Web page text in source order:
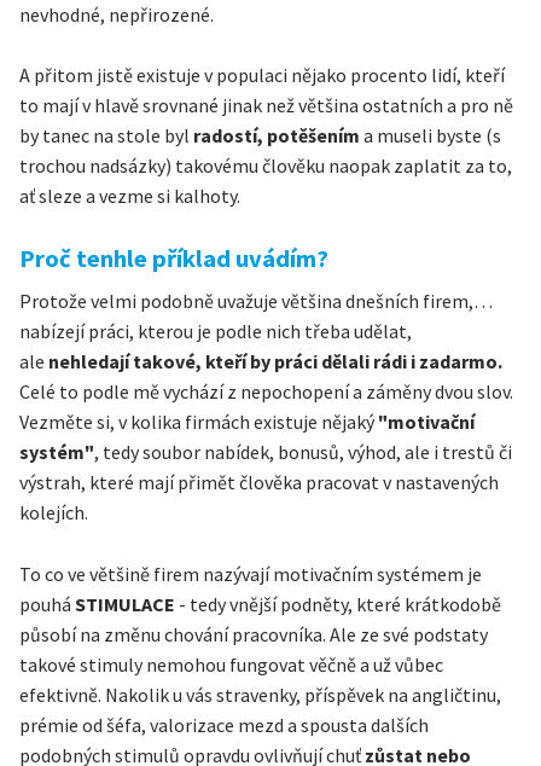
nevhodné, nepřirozené.
A přitom jistě existuje v populaci nějako procento lidí, kteří
to mají v hlavě srovnané jinak než většina ostatních a pro ně
by tanec na stole byl radostí, potěšením a museli byste (s
trochou nadsázky) takovému člověku naopak zaplatit za to,
ať sleze a vezme si kalhoty.
Proč tenhle příklad uvádím?
Protože velmi podobně uvažuje většina dnešních firem,…
nabízejí práci, kterou je podle nich třeba udělat,
ale nehledají takové, kteří by práci dělali rádi i zadarmo.
Celé to podle mě vychází z nepochopení a záměny dvou slov.
Vezměte si, v kolika firmách existuje nějaký "motivační
systém", tedy soubor nabídek, bonusů, výhod, ale i trestů či
výstrah, které mají přimět člověka pracovat v nastavených
kolejích.
To co ve většině firem nazývají motivačním systémem je
pouhá STIMULACE - tedy vnější podněty, které krátkodobě
působí na změnu chování pracovníka. Ale ze své podstaty
takové stimuly nemohou fungovat věčně a už vůbec
efektivně. Nakolik u vás stravenky, příspěvek na angličtinu,
prémie od šéfa, valorizace mezd a spousta dalších
podobných stimulů opravdu ovlivňují chuť zůstat nebo